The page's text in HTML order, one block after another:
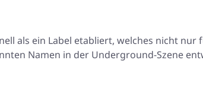
als ein Label etabliert, welches nicht
Namen in der Underground-Szene